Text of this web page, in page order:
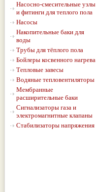
Насосно-смесительные узлы
и фитинги для теплого пола
Насосы
Накопительные баки для
воды
Трубы для тёплого пола
Бойлеры косвенного нагрева
Тепловые завесы
Водяные тепловентиляторы
Мембранные
расширительные баки
Сигнализаторы газа и
электромагнитные клапаны
Стабилизаторы напряжения